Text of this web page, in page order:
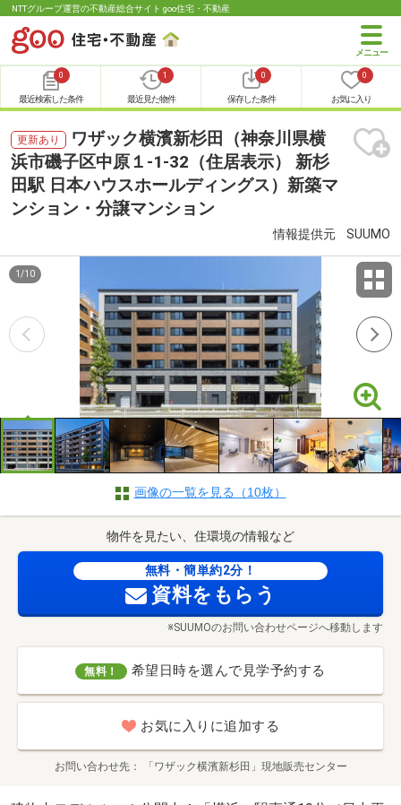
NTTグループ運営の不動産総合サイト goo住宅・不動産
0
最近検索した条件
1
最近見た物件
0
保存した条件
0
お気に入り
更新あり
ワザック横濱新杉田（神奈川県横
浜市磯子区中原１-1-32（住居表示） 新杉
田駅 日本ハウスホールディングス）新築マ
ンション・分譲マンション
情報提供元 SUUMO
1 /10
画像の一覧を見る（10枚）
物件を見たい、住環境の情報など
無料・簡単約2分！
資料をもらう
※SUUMOのお問い合わせページへ移動します
無料！ 希望日時を選んで見学予約する
お気に入りに追加する
お問い合わせ先 「ワザック横濱新杉田」現地販売センター